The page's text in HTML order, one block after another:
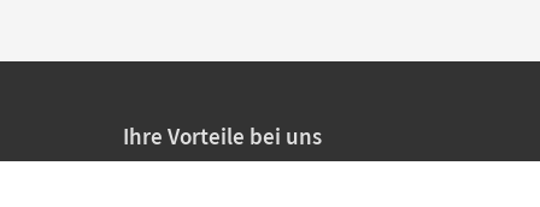
Ihre Vorteile bei uns